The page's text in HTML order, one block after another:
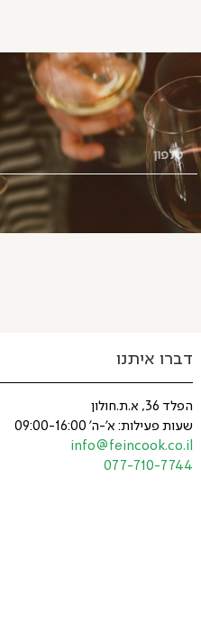
דברו איתנו
הפלד 36, א.ת.חולון
שעות פעילות: א'-ה' 09:00-16:00
info@feincook.co.il
077-710-7744